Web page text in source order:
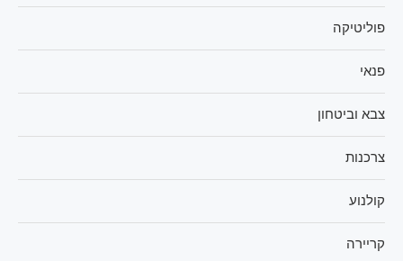
פוליטיקה
פנאי
צבא וביטחון
צרכנות
קולנוע
קריירה